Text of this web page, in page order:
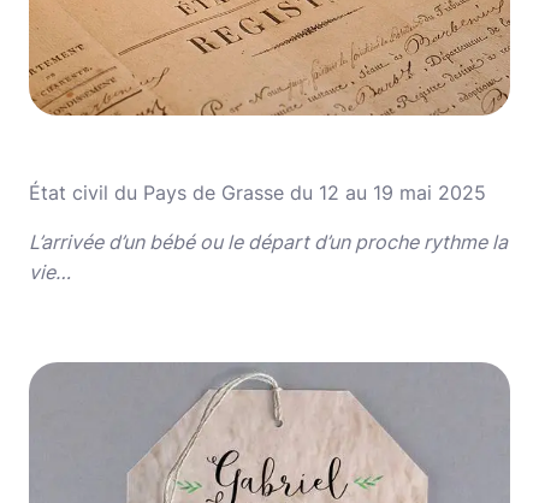
État civil du Pays de Grasse du 12 au 19 mai 2025
L’arrivée d’un bébé ou le départ d’un proche rythme la
vie…